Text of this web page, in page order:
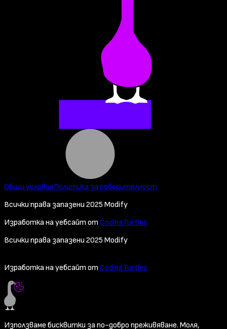
Общи условияПолитика за поверителност
Всички права запазени 2025 Modify
Изработка на уебсайт от CodingTurtles
Всички права запазени 2025 Modify
Изработка на уебсайт от CodingTurtles
Използваме бисквитки за по-добро преживяване. Моля,